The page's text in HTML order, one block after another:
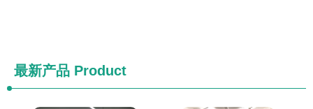
最新产品 Product